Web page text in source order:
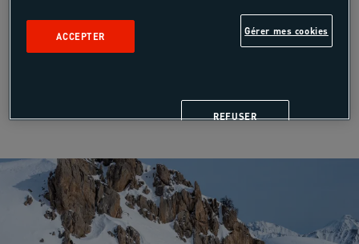
Gérer mes cookies
REFUSER
ACCEPTER